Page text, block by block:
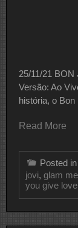
25/11/21
Versão: Ao
história, o Bon
Read More
Posted in
jovi, glam
you give